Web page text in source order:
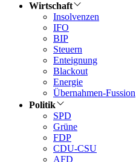
Wirtschaft
Insolvenzen
IFO
BIP
Steuern
Enteignung
Blackout
Energie
Übernahmen-Fussion
Politik
SPD
Grüne
FDP
CDU-CSU
AFD